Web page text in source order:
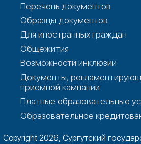
Перечень документов
Образцы документов
Для иностранных граждан
Общежития
Возможности инклюзии
Документы,
приемной кампании
Платные образовательные
Образовательное
Copyright 2026, Сургутский